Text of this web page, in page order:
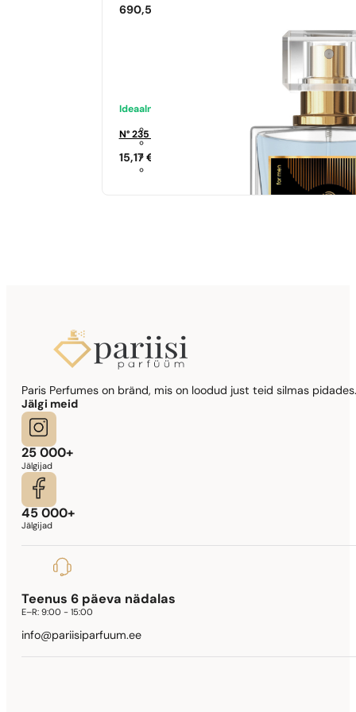
690,50
Ideaalne sobivus
N° 235 - 35%
15,17 €
Sarnased lõhna noodid
Lady Million Prive
Paris Perfumes on bränd, mis on loodud just teid silmas
Jälgi meid
25 000+
Jälgijad
45 000+
Jälgijad
Teenus 6 päeva nädalas
E–R:9:00 - 15:00
info@pariisiparfuum.ee